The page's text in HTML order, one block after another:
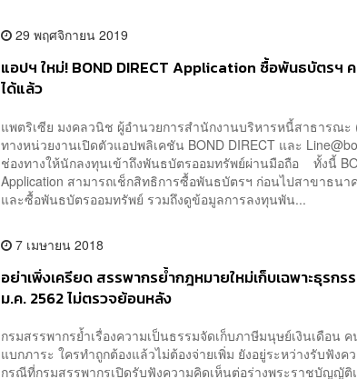
29 พฤศจิกายน 2019
แอปฯ ใหม่! BOND DIRECT Application ซื้อพันธบัตรฯ
ได้แล้ว
แพตริเซีย มงคลวนิช ผู้อำนวยการสำนักงานบริหารหนี้สาธารณะ
ทางหน่วยงานเปิดตัวแอปพลิเคชัน BOND DIRECT และ
ช่องทางให้นักลงทุนเข้าถึงพันธบัตรออมทรัพย์ผ่านมือถือ ทั้งนี้
Application สามารถเช็กสิทธิการซื้อพันธบัตรฯ ก่อนไปสาขาธนา
และซื้อพันธบัตรออมทรัพย์ รวมถึงดูข้อมูลการลงทุนพัน...
7 เมษายน 2018
อย่าเพิ่งเครียด สรรพากรย้ำกฎหมายใหม่เก็บเฉพาะธุรกรร
ม.ค. 2562 ไม่ตรวจย้อนหลัง
กรมสรรพากรย้ำเรื่องความเป็นธรรมจัดเก็บภาษีมนุษย์เงินเดือน
แบกภาระ ใครทำถูกต้องแล้วไม่ต้องจ่ายเพิ่ม ยังอยู่ระหว่างรับฟัง
กรณีที่กรมสรรพากรเปิดรับฟังความคิดเห็นต่อร่างพระราชบัญญัติ